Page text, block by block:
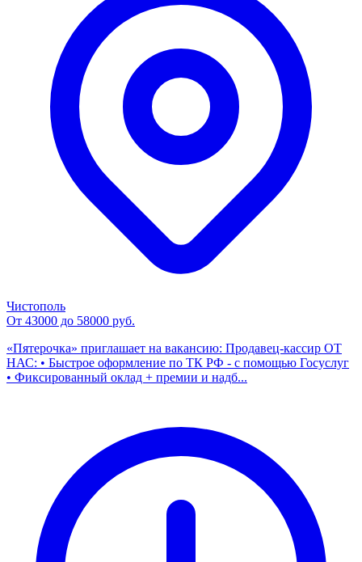
Чистополь
От 43000 до 58000 руб.
«Пятерочка» приглашает на вакансию: Продавец-кассир ОТ
НАС: • Быстрое оформление по ТК РФ - с помощью Госуслуг
• Фиксированный оклад + премии и надб...